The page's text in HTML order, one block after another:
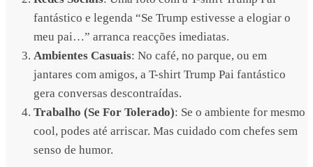
fantástico e legenda “Se Trump estivesse a elogiar o
meu pai…” arranca reacções imediatas.
Ambientes Casuais: No café, no parque, ou em
jantares com amigos, a T-shirt Trump Pai fantástico
gera conversas descontraídas.
Trabalho (Se For Tolerado): Se o ambiente for mesmo
cool, podes até arriscar. Mas cuidado com chefes sem
senso de humor.